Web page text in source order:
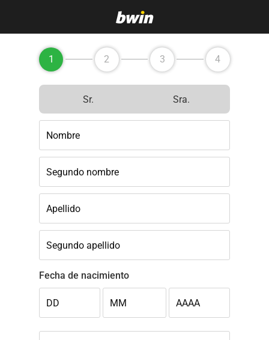
1 2 3 4
Sr. Sra.
Nombre
Segundo nombre
Apellido
Segundo apellido
Fecha de nacimiento
DD MM AAAA